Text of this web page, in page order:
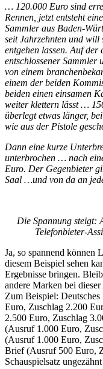
… 120.000 Euro sind
Rennen, jetzt entsteht
Sammler aus Baden-
seit Jahrzehnten und will
entgehen lassen. Auf der
entschlossener Sammler
von einem
einem der beiden
beiden einen einsamen
weiter klettern lässt …
überlegt etwas länger,
wie aus der Pistole
Dann eine kurze
unterbrochen … nach
Euro. Der Gegenbieter
Saal …und von da an
Die Spannung steigt:
Telefonbieter-
Ja, so spannend können
diesem Beispiel sehen
Ergebnisse bringen.
andere Marken bei
Zum Beispiel:
Euro, Zuschlag 2.200
2.500 Euro, Zuschlag
(Ausruf 1.000 Euro,
(Ausruf 1.000 Euro,
Brief (Ausruf 500 Euro,
Schauspielsatz